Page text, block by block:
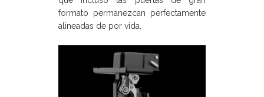
formato permanezcan perfectamente
alineadas de por vida.